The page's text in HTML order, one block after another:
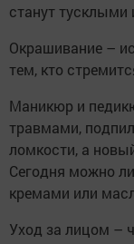
станут
Окрашивание –
тем, кто
Маникюр и
травмами,
ломкости, а
Сегодня можно
кремами или
Уход за лицом –